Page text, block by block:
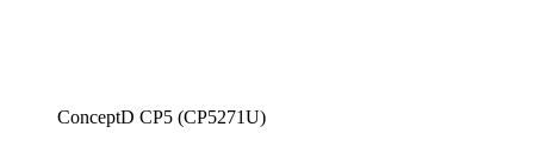
ConceptD CP5 (CP5271U)